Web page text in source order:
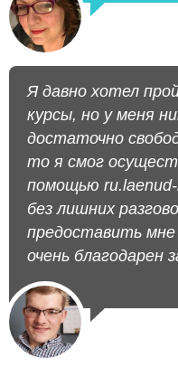
Я давно хотел
курсы, но у меня
достаточно
то я смог
помощью
без лишних
предоставить
очень благодарен